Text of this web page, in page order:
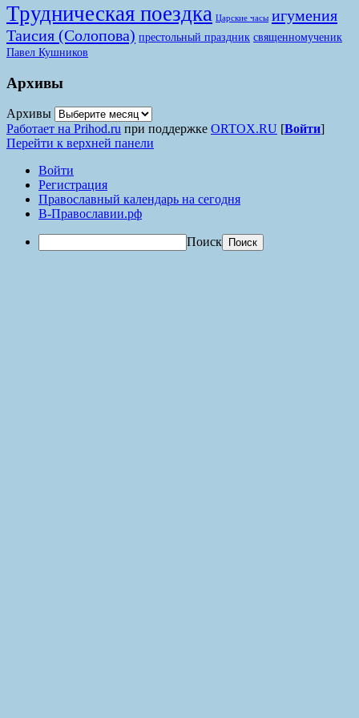
Трудническая поездка Царские часы игумения
Таисия (Солопова) престольный праздник священномученик
Павел Кушников
Архивы
Архивы
Работает на Prihod.ru при поддержке ORTOX.RU [Войти]
Перейти к верхней панели
Войти
Регистрация
Православный календарь на сегодня
В-Православии.рф
Поиск